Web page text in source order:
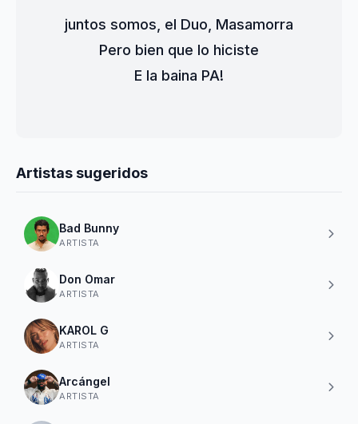
juntos somos, el Duo, Masamorra
Pero bien que lo hiciste
E la baina PA!
Artistas sugeridos
Bad Bunny
ARTISTA
Don Omar
ARTISTA
KAROL G
ARTISTA
Arcángel
ARTISTA